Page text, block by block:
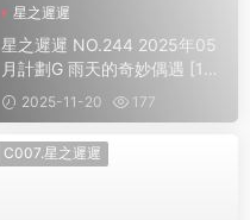
星之遲遲
星之遲遲 NO.244 2025年05
月計劃G 雨天的奇妙偶遇 [100
P1V]2025-11-20 177
C007.星之遲遲